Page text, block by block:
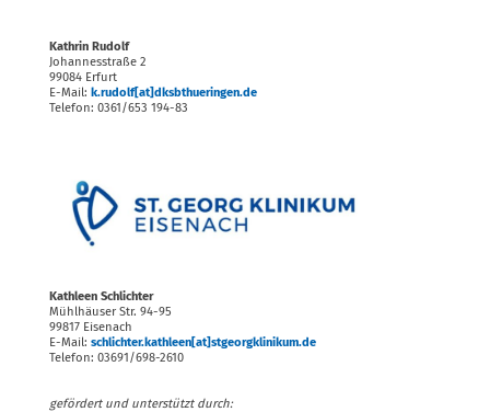
Kathrin Rudolf
Johannesstraße 2
99084 Erfurt
E-Mail: k.rudolf[at]dksbthueringen.de
Telefon: 0361/653 194-83
Kathleen Schlichter
Mühlhäuser Str. 94-95
99817 Eisenach
E-Mail: schlichter.kathleen[at]stgeorgklinikum.de
Telefon: 03691/698-2610
gefördert und unterstützt durch: